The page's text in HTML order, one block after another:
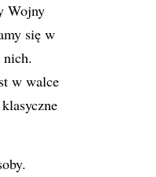
Wojny
się w
w walce